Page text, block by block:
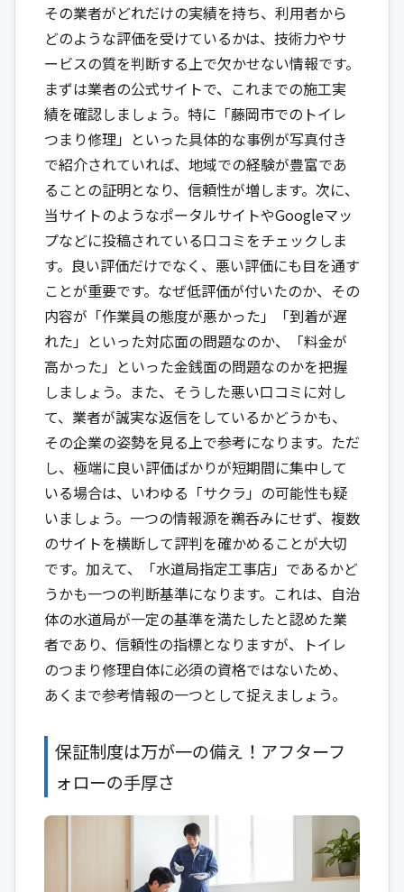
その業者がどれだけの実績を持ち、利用者から
どのような評価を受けているかは、技術力やサ
ービスの質を判断する上で欠かせない情報です。
まずは業者の公式サイトで、これまでの施工実
績を確認しましょう。特に「藤岡市でのトイレ
つまり修理」といった具体的な事例が写真付き
で紹介されていれば、地域での経験が豊富であ
ることの証明となり、信頼性が増します。次に、
当サイトのようなポータルサイトやGoogleマッ
プなどに投稿されている口コミをチェックしま
す。良い評価だけでなく、悪い評価にも目を通す
ことが重要です。なぜ低評価が付いたのか、その
内容が「作業員の態度が悪かった」「到着が遅
れた」といった対応面の問題なのか、「料金が
高かった」といった金銭面の問題なのかを把握
しましょう。また、そうした悪い口コミに対し
て、業者が誠実な返信をしているかどうかも、
その企業の姿勢を見る上で参考になります。ただ
し、極端に良い評価ばかりが短期間に集中して
いる場合は、いわゆる「サクラ」の可能性も疑
いましょう。一つの情報源を鵜呑みにせず、複数
のサイトを横断して評判を確かめることが大切
です。加えて、「水道局指定工事店」であるかど
うかも一つの判断基準になります。これは、自治
体の水道局が一定の基準を満たしたと認めた業
者であり、信頼性の指標となりますが、トイレ
のつまり修理自体に必須の資格ではないため、
あくまで参考情報の一つとして捉えましょう。
保証制度は万が一の備え！アフターフ
ォローの手厚さ